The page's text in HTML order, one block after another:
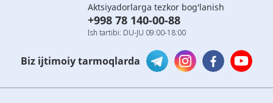
Aktsiyadorlarga tezkor bog'lanish
+998 78 140-00-88
Ish tartibi: DU-JU 09:00-18:00
Biz ijtimoiy tarmoqlarda